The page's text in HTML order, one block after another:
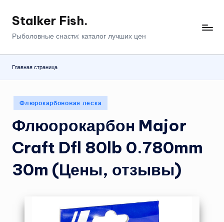
Перейти
Stalker Fish.
Рыболовные снасти: каталог лучших цен
Главная страница
Опубликовано
в
Флюрокарбоновая леска
Флюорокарбон Major
Craft Dfl 80lb 0.780mm
30m (Цены, отзывы)